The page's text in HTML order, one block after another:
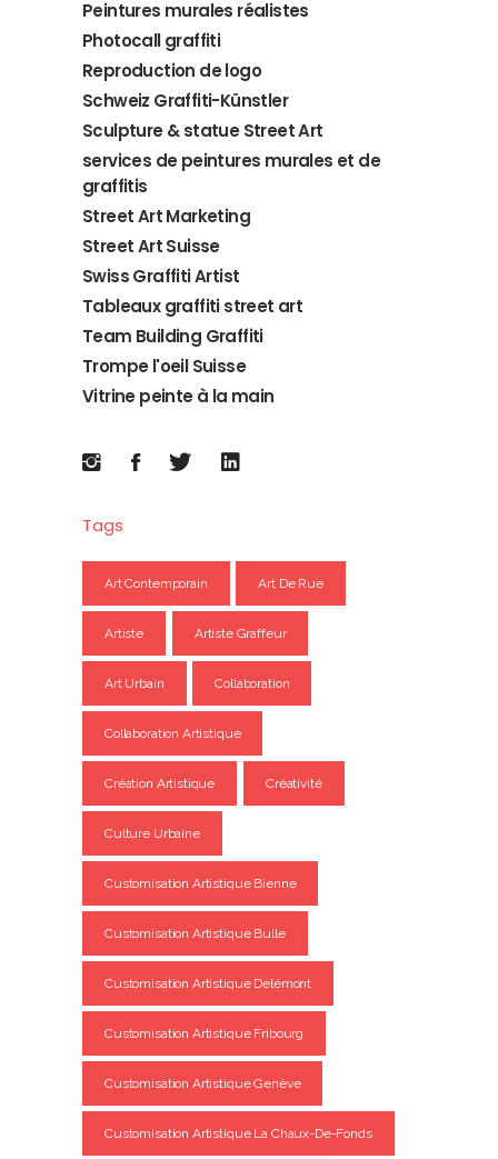
Peintures murales réalistes
Photocall graffiti
Reproduction de logo
Schweiz Graffiti-Künstler
Sculpture & statue Street Art
services de peintures murales et de
graffitis
Street Art Marketing
Street Art Suisse
Swiss Graffiti Artist
Tableaux graffiti street art
Team Building Graffiti
Trompe l'oeil Suisse
Vitrine peinte à la main
Tags
Art Contemporain Art De Rue
Artiste Artiste Graffeur
Art Urbain Collaboration
Collaboration Artistique
Création Artistique Créativité
Culture Urbaine
Customisation Artistique Bienne
Customisation Artistique Bulle
Customisation Artistique Delémont
Customisation Artistique Fribourg
Customisation Artistique Genève
Customisation Artistique La Chaux-De-Fonds